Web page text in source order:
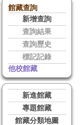
館藏查詢
新增查詢
查詢結果
查詢歷史
標記記錄
他校館藏
新進館藏
專題館藏
館藏分類地圖